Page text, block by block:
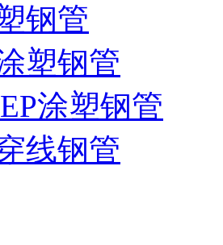
钢管
塑钢管
涂塑钢管
线钢管